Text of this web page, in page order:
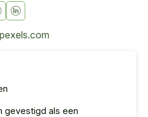
pexels.com
gevestigd als een